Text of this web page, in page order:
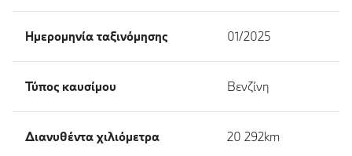
Ημερομηνία ταξινόμησης 01/2025
Τύπος καυσίμου Βενζίνη
Διανυθέντα χιλιόμετρα 20 292km